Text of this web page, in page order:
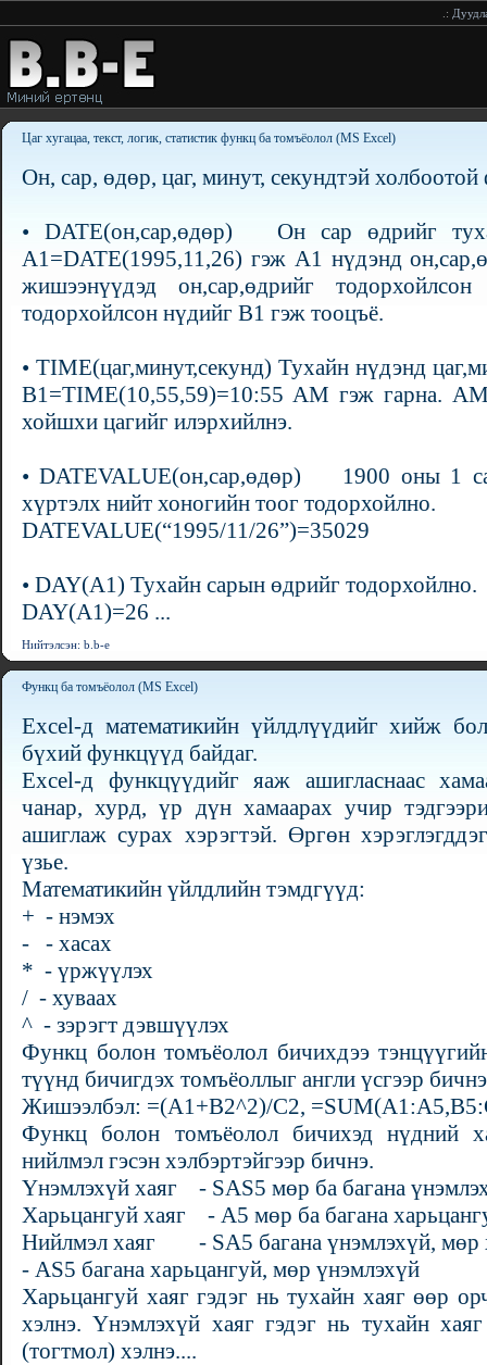
Дуудлагаар
Цаг хугацаа, текст, логик, статистик функц ба томъёолол (MS Excel)
Он, сар, өдөр, цаг, минут, секундтэй
• DATE(он,сар,өдөр) Он сар өдрийг
А1=DATE(1995,11,26) гэж А1 нүдэнд
жишээнүүдэд он,сар,өдрийг
тодорхойлсон нүдийг В1 гэж тооцъё.
• TIME(цаг,минут,секунд) Тухайн нүдэнд
В1=TIME(10,55,59)=10:55 AM гэж гарна.
хойшхи цагийг илэрхийлнэ.
• DATEVALUE(он,сар,өдөр) 1900 оны 1
хүртэлх нийт хоногийн тоог тодорхойлно.
DATEVALUE(“1995/11/26”)=35029
• DAY(A1) Тухайн сарын өдрийг тодорхойлно.
DAY(A1)=26 ...
Нийтэлсэн: b.b-e
Функц ба томъёолол (MS Excel)
Excel-д математикийн үйлдлүүдийг хийж
бүхий функцүүд байдаг.
Excel-д функцүүдийг яаж ашигласнаас
чанар, хурд, үр дүн хамаарах учир
ашиглаж сурах хэрэгтэй. Өргөн
үзье.
Математикийн үйлдлийн тэмдгүүд:
+ - нэмэх
- - хасах
* - үржүүлэх
/ - хуваах
^ - зэрэгт дэвшүүлэх
Функц болон томъёолол бичихдээ
түүнд бичигдэх томъёоллыг англи үсгээр
Жишээлбэл: =(A1+B2^2)/C2,
Функц болон томъёолол бичихэд нүдний
нийлмэл гэсэн хэлбэртэйгээр бичнэ.
Үнэмлэхүй хаяг - SAS5 мөр ба багана
Харьцангуй хаяг - А5 мөр ба багана
Нийлмэл хаяг - SА5 багана үнэмлэхүй, мөр
- АS5 багана харьцангуй, мөр үнэмлэхүй
Харьцангуй хаяг гэдэг нь тухайн хаяг өөр
хэлнэ. Үнэмлэхүй хаяг гэдэг нь тухайн
(тогтмол) хэлнэ....